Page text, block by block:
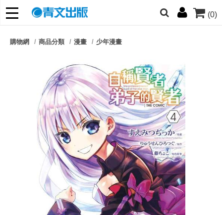
(0)
朋友們，提高警覺！
購物網 商品分類 漫畫 少年漫畫